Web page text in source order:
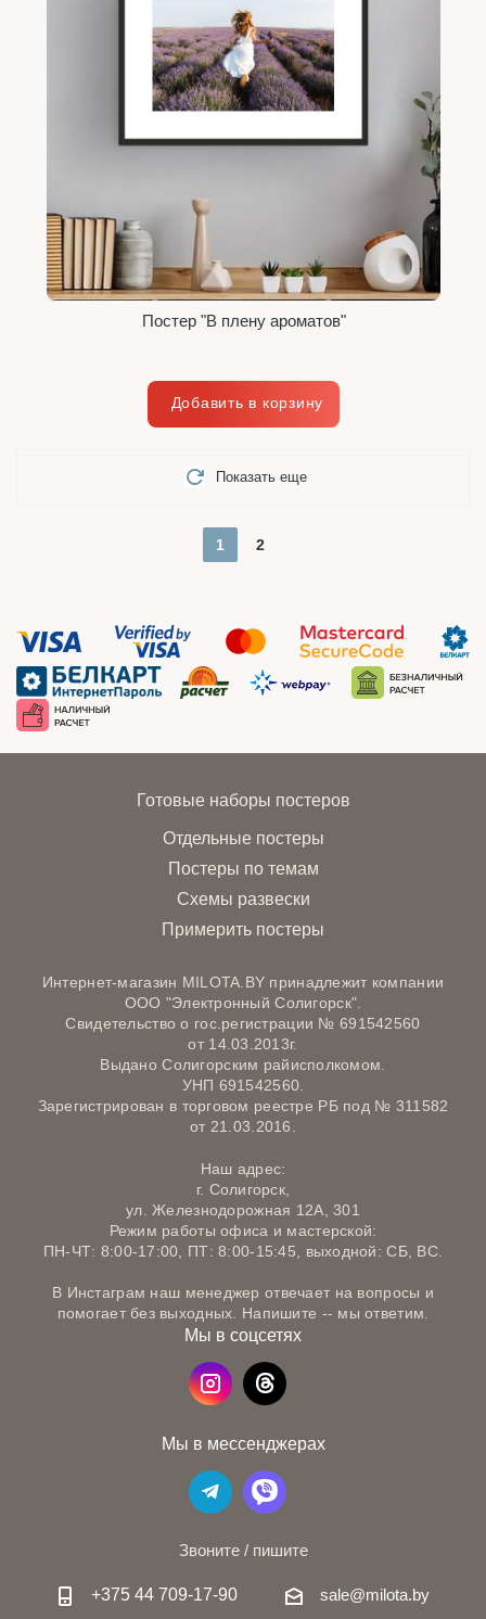
Постер "В плену ароматов"
Показать еще
1 2
Готовые наборы постеров
Отдельные постеры
Постеры по темам
Схемы развески
Примерить постеры
Интернет-магазин MILOTA.BY принадлежит компании
ООО "Электронный Солигорск".
Свидетельство о гос.регистрации № 691542560
от 14.03.2013г.
Выдано Солигорским райисполкомом.
УНП 691542560.
Зарегистрирован в торговом реестре РБ под № 311582
от 21.03.2016.
Наш адрес:
г. Солигорск,
ул. Железнодорожная 12А, 301
Режим работы офиса и мастерской:
ПН-ЧТ: 8:00-17:00, ПТ: 8:00-15:45, выходной: СБ, ВС.
В Инстаграм наш менеджер отвечает на вопросы и
помогает без выходных. Напишите -- мы ответим.
Мы в соцсетях
Мы в мессенджерах
Звоните / пишите
+375 44 709-17-90 sale@milota.by